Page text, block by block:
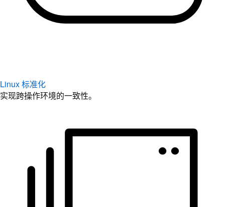
Linux 标准化
实现跨操作环境的一致性。